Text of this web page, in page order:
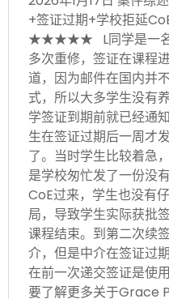
+签证过期+学校拒延
★★★★★ L同学是一名
多次重修，签证在课程
道，因为邮件在国内并
式，所以大多学生没有
学签证到期前就已经通
生在签证过期后一周才
了。当时学生比较着急
是学校匆忙发了一份没
CoE过来，学生也没有
局，导致学生实际获批
课程结束。到第二次续
介，但是中介在签证过
在前一次递交签证是使
要了解更多关于Grace